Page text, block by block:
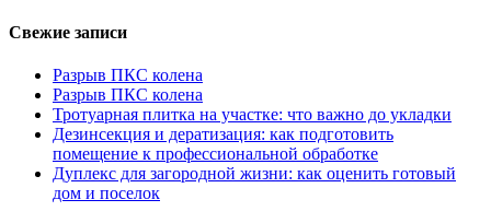
Свежие записи
Разрыв ПКС колена
Разрыв ПКС колена
Тротуарная плитка на участке: что важно до укладки
Дезинсекция и дератизация: как подготовить
помещение к профессиональной обработке
Дуплекс для загородной жизни: как оценить готовый
дом и поселок